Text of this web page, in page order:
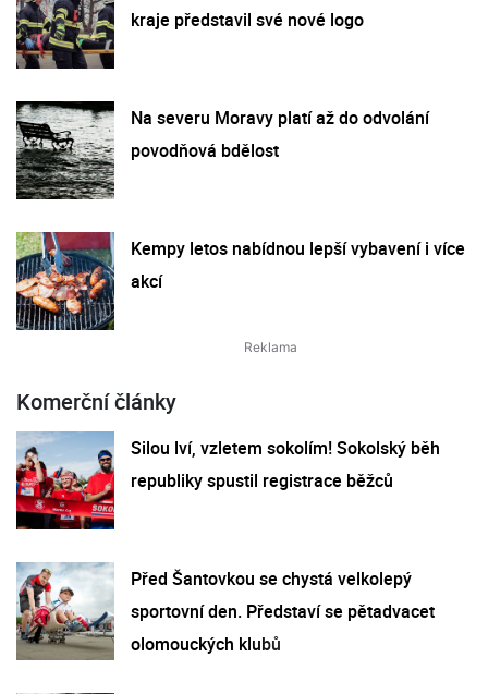
kraje představil své nové logo
Na severu Moravy platí až do odvolání
povodňová bdělost
Kempy letos nabídnou lepší vybavení i více
akcí
Komerční články
Silou lví, vzletem sokolím! Sokolský běh
republiky spustil registrace běžců
Před Šantovkou se chystá velkolepý
sportovní den. Představí se pětadvacet
olomouckých klubů